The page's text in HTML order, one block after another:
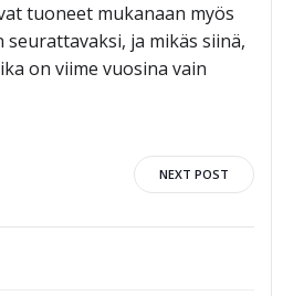
tuoneet mukanaan myös
ja mikäs siinä,
on viime vuosina vain
navigation
NEXT POST